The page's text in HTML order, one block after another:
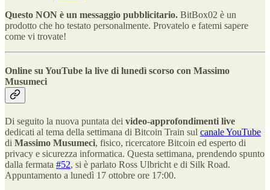
Questo NON è un messaggio pubblicitario. BitBox02 è un
prodotto che ho testato personalmente. Provatelo e fatemi sapere
come vi trovate!
Online su YouTube la live di lunedì scorso con Massimo
Musumeci
Di seguito la nuova puntata dei video-approfondimenti live
dedicati al tema della settimana di Bitcoin Train sul canale YouTube
di Massimo Musumeci, fisico, ricercatore Bitcoin ed esperto di
privacy e sicurezza informatica. Questa settimana, prendendo spunto
dalla fermata #52, si è parlato Ross Ulbricht e di Silk Road.
Appuntamento a lunedì 17 ottobre ore 17:00.